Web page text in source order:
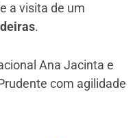
a visita de um
.
Ana Jacinta e
com agilidade